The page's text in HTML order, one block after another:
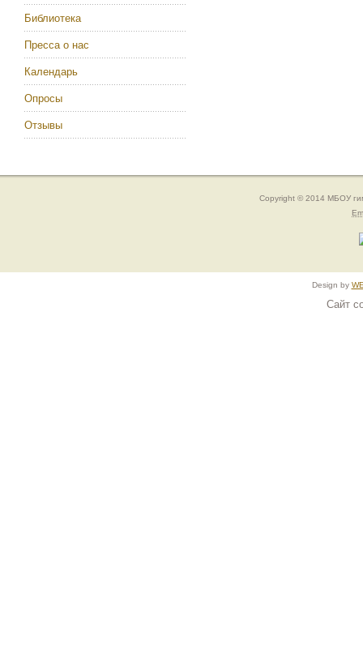
Библиотека
Пресса о нас
Календарь
Опросы
Отзывы
Copyright © 2014 МБОУ
Design by
Сайт